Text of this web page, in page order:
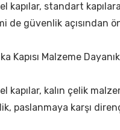
kapılar, standart
de güvenlik açısından
Kapısı Malzeme
kapılar, kalın çelik
paslanmaya karşı